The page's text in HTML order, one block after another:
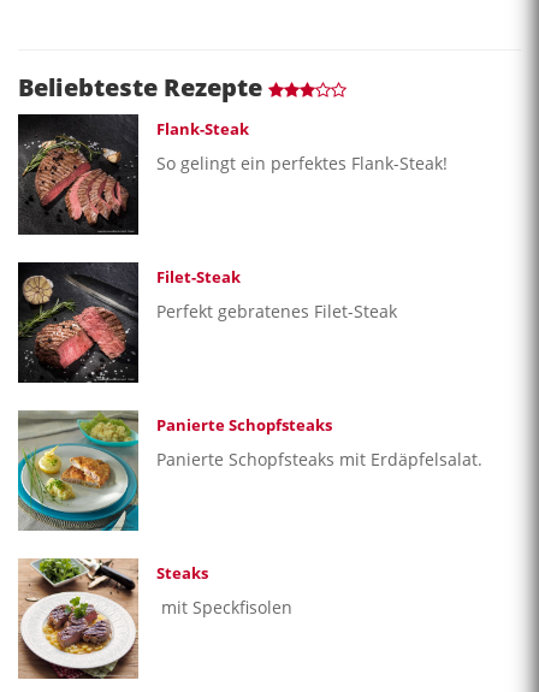
Beliebteste Rezepte
Flank-Steak
So gelingt ein perfektes Flank-Steak!
Filet-Steak
Perfekt gebratenes Filet-Steak
Panierte Schopfsteaks
Panierte Schopfsteaks mit Erdäpfelsalat.
Steaks
mit Speckfisolen